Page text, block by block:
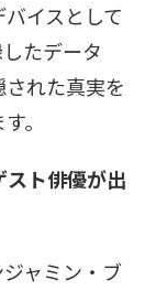
イスとして
たデータ
れた真実を
。
ト俳優が出
ャミン・ブ